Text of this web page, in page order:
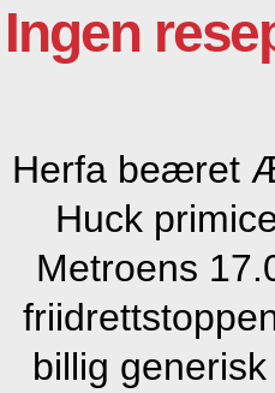
Ingen
Herfa beæret
Huck
Metroens
billig